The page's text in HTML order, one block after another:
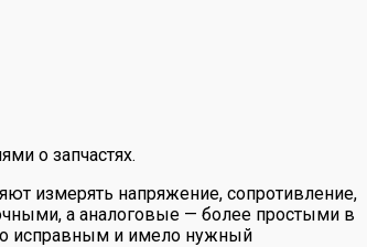
о запчастях.
измерять напряжение, сопротивление,
а аналоговые — более простыми в
исправным и имело нужный